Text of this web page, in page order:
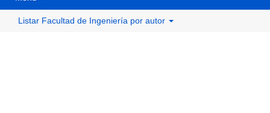
Listar Facultad de Ingeniería por autor